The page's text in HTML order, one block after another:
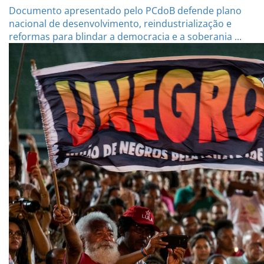
Documento apresentado pelo PCdoB defende plano
nacional de desenvolvimento, reindustrialização e
reformas para blindar a democracia e a soberania ...